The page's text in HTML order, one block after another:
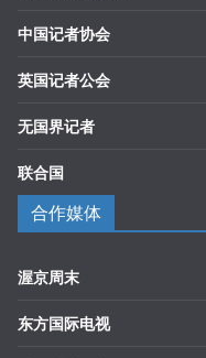
中国记者协会
英国记者公会
无国界记者
联合国
合作媒体
渥京周末
东方国际电视